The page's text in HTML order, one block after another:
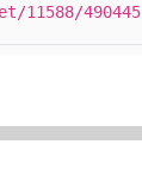
11588/490445